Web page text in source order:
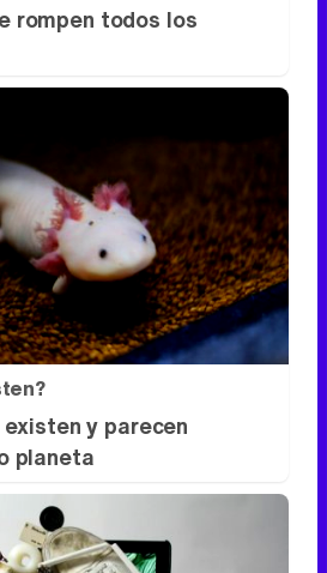
esto?
rompen todos los